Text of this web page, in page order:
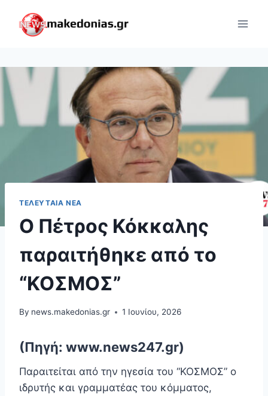
content
ΤΕΛΕΥΤΑΊΑ ΝΈΑ
Ο Πέτρος Κόκκαλης
παραιτήθηκε από το
“ΚΟΣΜΟΣ”
By news.makedonias.gr 1 Ιουνίου, 2026
(Πηγή: www.news247.gr)
Παραιτείται από την ηγεσία του “ΚΟΣΜΟΣ” ο
ιδρυτής και γραμματέας του κόμματος,